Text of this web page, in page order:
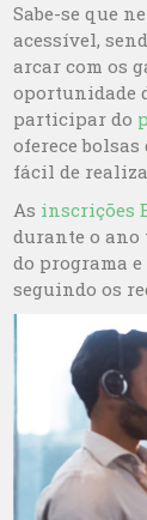
Sabe-se que
acessível,
arcar com os
oportunidade
participar do
oferece bolsas
fácil de
As inscrições
durante o ano
do programa
seguindo os